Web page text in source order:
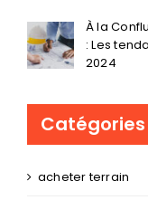
À la
: Les
2024
Catégories
acheter terrain